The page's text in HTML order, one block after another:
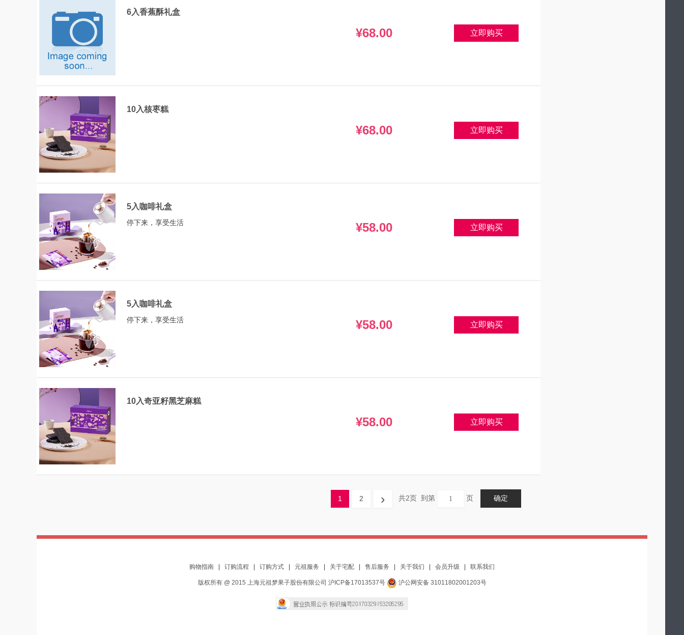
6入香蕉酥礼盒
¥68.00 立即购买
10入核枣糕
¥68.00 立即购买
5入咖啡礼盒
停下来，享受生活 ¥58.00 立即购买
5入咖啡礼盒
停下来，享受生活 ¥58.00 立即购买
10入奇亚籽黑芝麻糕
¥58.00 立即购买
1 2 › 共2页 到第 页 确定
购物指南 订购流程 订购方式 元祖服务 关于宅配 售后服务 关于我们 会员升级 联系我们
版权所有 @ 2015 上海元祖梦果子股份有限公司 沪ICP备17013537号 沪公网安备 31011802001203号